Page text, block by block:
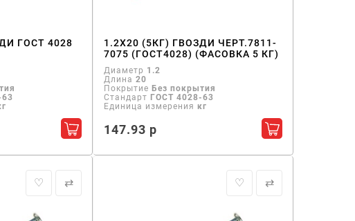
ГОСТ 4028
Добавить в корзину
1.2Х20 (5КГ) ГВОЗДИ ЧЕРТ.7811-
7075 (ГОСТ4028) (ФАСОВКА 5 КГ)
Диаметр 1.2
Длина 20
Покрытие Без покрытия
Стандарт ГОСТ 4028-63
Единица измерения кг
147.93 р Добавить в
♡ ⇄ ♡ ⇄